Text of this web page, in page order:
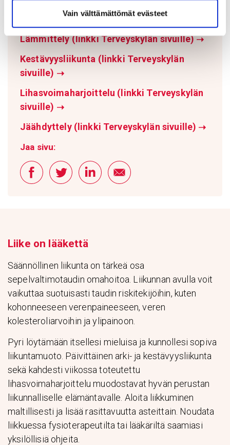
Vain välttämättömät evästeet
Lämmittely (linkki Terveyskylän sivuille)➝
Kestävyysliikunta (linkki Terveyskylän
sivuille) ➝
Lihasvoimaharjoittelu (linkki Terveyskylän
sivuille) ➝
Jäähdyttely (linkki Terveyskylän sivuille) ➝
Jaa sivu:
Liike on lääkettä
Säännöllinen liikunta on tärkeä osa
sepelvaltimotaudin omahoitoa. Liikunnan avulla voit
vaikuttaa suotuisasti taudin riskitekijöihin, kuten
kohonneeseen verenpaineeseen, veren
kolesteroliarvoihin ja ylipainoon.
Pyri löytämään itsellesi mieluisa ja kunnollesi sopiva
liikuntamuoto. Päivittäinen arki- ja kestävyysliikunta
sekä kahdesti viikossa toteutettu
lihasvoimaharjoittelu muodostavat hyvän perustan
liikunnalliselle elämäntavalle. Aloita liikkuminen
maltillisesti ja lisää rasittavuutta asteittain. Noudata
liikkuessa fysioterapeutilta tai lääkäriltä saamiasi
yksilöllisiä ohjeita.